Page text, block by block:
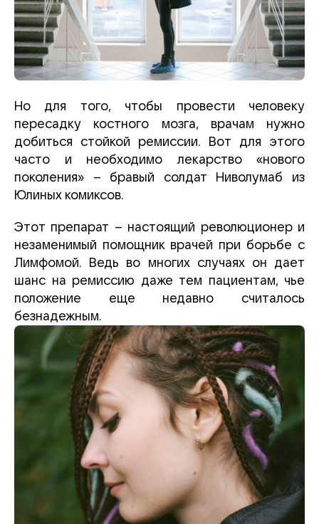
Но для того, чтобы провести человеку
пересадку костного мозга, врачам нужно
добиться стойкой ремиссии. Вот для этого
часто и необходимо лекарство «нового
поколения» – бравый солдат Ниволумаб из
Юлиных комиксов.
Этот препарат – настоящий революционер и
незаменимый помощник врачей при борьбе с
Лимфомой. Ведь во многих случаях он дает
шанс на ремиссию даже тем пациентам, чье
положение еще недавно считалось
безнадежным.